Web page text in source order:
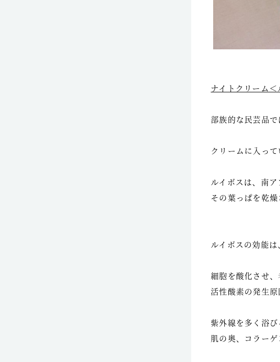
ナイトクリーム
部族的な民芸品
クリームに入っ
ルイボスは、南
その葉っぱを乾
ルイボスの効能
細胞を酸化させ
活性酸素の発生
紫外線を多く浴び
肌の奥、コラーゲ